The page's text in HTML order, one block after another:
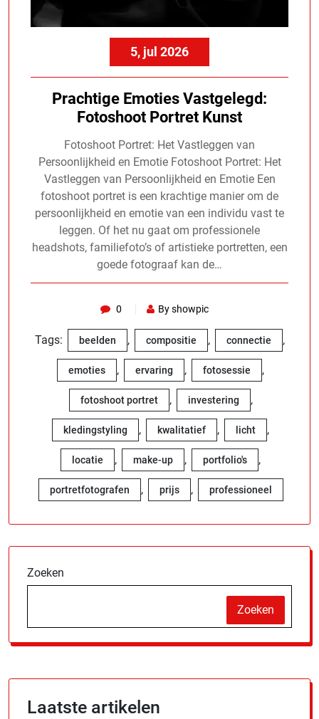
5, jul 2026
Prachtige Emoties Vastgelegd:
Fotoshoot Portret Kunst
Fotoshoot Portret: Het Vastleggen van
Persoonlijkheid en Emotie Fotoshoot Portret: Het
Vastleggen van Persoonlijkheid en Emotie Een
fotoshoot portret is een krachtige manier om de
persoonlijkheid en emotie van een individu vast te
leggen. Of het nu gaat om professionele
headshots, familiefoto’s of artistieke portretten, een
goede fotograaf kan de…
0 By showpic
Tags: beelden , compositie , connectie ,
emoties , ervaring , fotosessie ,
fotoshoot portret , investering ,
kledingstyling , kwalitatief , licht ,
locatie , make-up , portfolio's ,
portretfotografen , prijs , professioneel
Zoeken
Zoeken
Laatste artikelen